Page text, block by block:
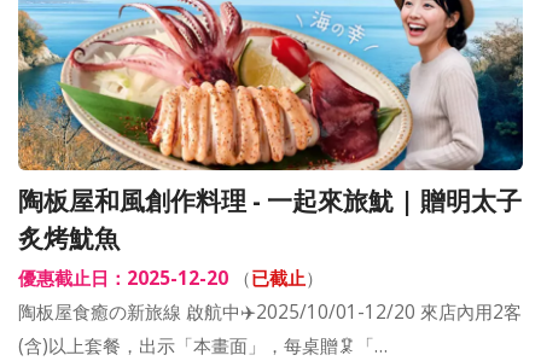
陶板屋和風創作料理 - 一起來旅魷​ | 贈明太子
炙烤魷魚
優惠截止日：2025-12-20 （已截止）
陶板屋食癒の新旅線 啟航中✈️2025/10/01-12/20 來店內用2客
(含)以上套餐，出示「本畫面」，每桌贈🦑「…